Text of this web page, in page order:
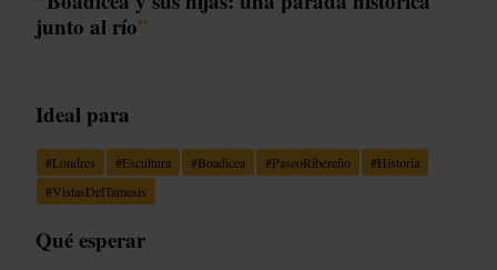
junto al río”
Ideal para
#Londres #Escultura #Boadicea #PaseoRibereño #Historia
#VistasDelTamesis
Qué esperar